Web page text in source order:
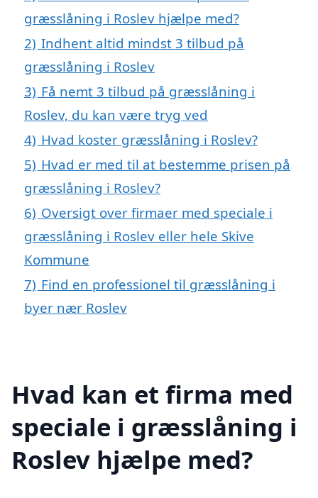
græsslåning i Roslev hjælpe med?
2) Indhent altid mindst 3 tilbud på
græsslåning i Roslev
3) Få nemt 3 tilbud på græsslåning i
Roslev, du kan være tryg ved
4) Hvad koster græsslåning i Roslev?
5) Hvad er med til at bestemme prisen på
græsslåning i Roslev?
6) Oversigt over firmaer med speciale i
græsslåning i Roslev eller hele Skive
Kommune
7) Find en professionel til græsslåning i
byer nær Roslev
Hvad kan et firma med
speciale i græsslåning i
Roslev hjælpe med?